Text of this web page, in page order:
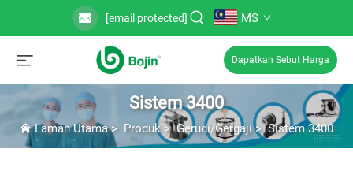
[email protected] MS
Dapatkan Sebut Harga
Sistem 3400
Laman Utama> Produk >Gerudi/Gergaji>Sistem 3400